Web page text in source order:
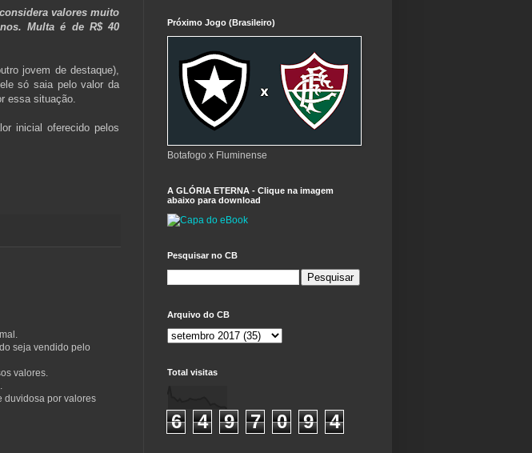
valores muito
Multa é de R$ 40
jovem de destaque),
só saia pelo valor da
essa situação.
inicial oferecido pelos
seja vendido pelo
valores.
duvidosa por valores
Próximo Jogo (Brasileiro)
Botafogo x Fluminense
A GLÓRIA ETERNA - Clique na imagem
abaixo para download
Pesquisar no CB
Arquivo do CB
Total visitas
6 4 9 7 0 9 4